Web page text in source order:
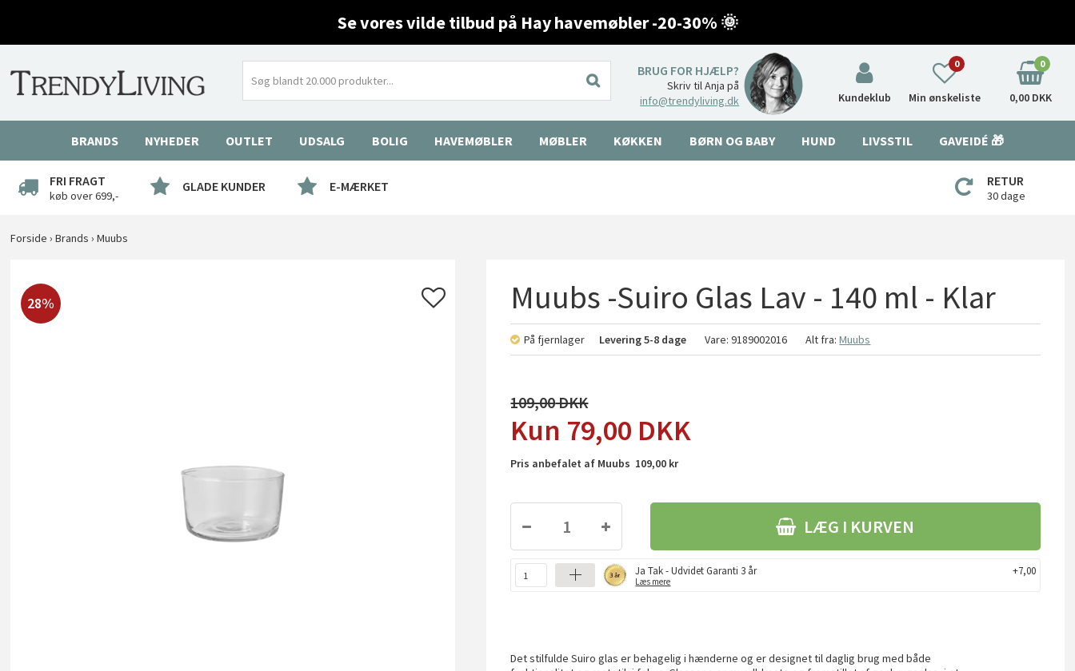
Se vores vilde tilbud på Hay havemøbler -20-30% 🌞
BRUG FOR HJÆLP?
Skriv til Anja på
info@trendyliving.dk
Kundeklub Min ønskeliste
0 0
0,00 DKK
BRANDS NYHEDER OUTLET UDSALG BOLIG HAVEMØBLER MØBLER KØKKEN BØRN OG BABY HUND LIVSSTIL GAVEIDÉ 🎁
FRI FRAGT
køb over 699,-
GLADE KUNDER E-MÆRKET RETUR
30 dage
Forside ›Brands ›Muubs
28% Muubs -Suiro Glas Lav - 140 ml - Klar
På fjernlager Levering5-8 dage Vare:9189002016 Alt fra:Muubs
109,00
79,00 DKK
Pris anbefalet af Muubs 109,00 kr
LÆG I KURVEN
Ja Tak - Udvidet Garanti 3 år
Læs mere
+7,00
Det stilfulde Suiro glas er behagelig i hænderne og er designet til daglig brug med både